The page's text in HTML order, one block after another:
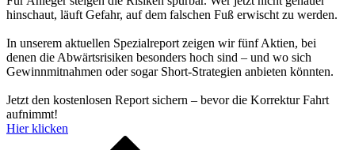
hinschaut, läuft Gefahr, auf dem falschen Fuß erwischt zu werden.
In unserem aktuellen Spezialreport zeigen wir fünf Aktien, bei
denen die Abwärtsrisiken besonders hoch sind – und wo sich
Gewinnmitnahmen oder sogar Short-Strategien anbieten könnten.
Jetzt den kostenlosen Report sichern – bevor die Korrektur Fahrt
aufnimmt!
Hier klicken